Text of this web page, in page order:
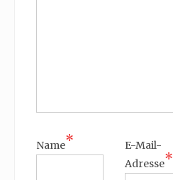
Name*
E-Mail-
Adresse*